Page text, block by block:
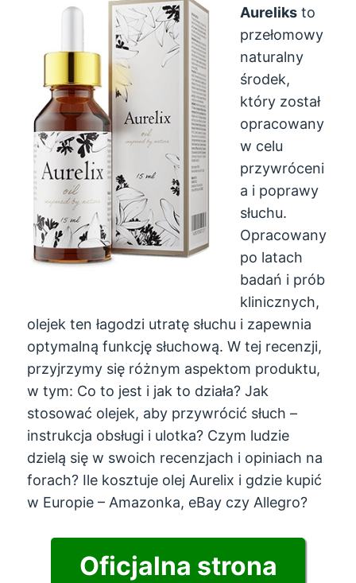
Aureliks to
przełomowy
naturalny
środek,
który został
opracowany
w celu
przywróceni
a i poprawy
słuchu.
Opracowany
po latach
badań i prób
klinicznych,
olejek ten łagodzi utratę słuchu i zapewnia
optymalną funkcję słuchową. W tej recenzji,
przyjrzymy się różnym aspektom produktu,
w tym: Co to jest i jak to działa? Jak
stosować olejek, aby przywrócić słuch –
instrukcja obsługi i ulotka? Czym ludzie
dzielą się w swoich recenzjach i opiniach na
forach? Ile kosztuje olej Aurelix i gdzie kupić
w Europie – Amazonka, eBay czy Allegro?
Oficjalna strona